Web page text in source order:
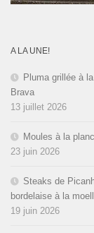
A LA UNE!
Pluma grillée à
Brava
13 juillet 2026
Moules à la
23 juin 2026
Steaks de
bordelaise à la
19 juin 2026